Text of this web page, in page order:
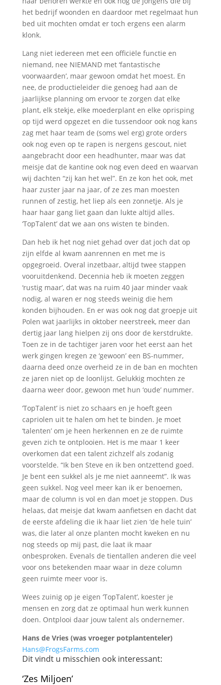
het bedrijf woonden en daardoor met regelmaat hun
bed uit mochten omdat er toch ergens een alarm
klonk.
Lang niet iedereen met een officiële functie en
niemand, nee NIEMAND met ‘fantastische
voorwaarden’, maar gewoon omdat het moest. En
nee, de productieleider die genoeg had aan de
jaarlijkse planning om ervoor te zorgen dat elke
plant, elk stekje, elke moederplant en elke oprisping
op tijd werd opgezet en die tussendoor ook nog kans
zag met haar team de (soms wel erg) grote orders
ook nog even op te rapen is nergens gescout, niet
aangebracht door een headhunter, maar was dat
meisje dat de kantine ook nog even deed en waarvan
wij dachten “zij kan het wel”. En ze kon het ook, met
haar zuster jaar na jaar, of ze zes man moesten
runnen of zestig, het liep als een zonnetje. Als je
haar haar gang liet gaan dan lukte altijd alles.
‘TopTalent’ dat we aan ons wisten te binden.
Dan heb ik het nog niet gehad over dat joch dat op
zijn elfde al kwam aanrennen en met me is
opgegroeid. Overal inzetbaar, altijd twee stappen
vooruitdenkend. Decennia heb ik moeten zeggen
‘rustig maar’, dat was na ruim 40 jaar minder vaak
nodig, al waren er nog steeds weinig die hem
konden bijhouden. En er was ook nog dat groepje uit
Polen wat jaarlijks in oktober neerstreek, meer dan
dertig jaar lang hielpen zij ons door de kerstdrukte.
Toen ze in de tachtiger jaren voor het eerst aan het
werk gingen kregen ze ‘gewoon’ een BS-nummer,
daarna deed onze overheid ze in de ban en mochten
ze jaren niet op de loonlijst. Gelukkig mochten ze
daarna weer door, gewoon met hun ‘oude’ nummer.
‘TopTalent’ is niet zo schaars en je hoeft geen
capriolen uit te halen om het te binden. Je moet
‘talenten’ om je heen herkennen en ze de ruimte
geven zich te ontplooien. Het is me maar 1 keer
overkomen dat een talent zichzelf als zodanig
voorstelde. “Ik ben Steve en ik ben ontzettend goed.
Je bent een sukkel als je me niet aanneemt”. Ik was
geen sukkel. Nog veel meer kan ik er benoemen,
maar de column is vol en dan moet je stoppen. Dus
helaas, dat meisje dat kwam aanfietsen en dacht dat
de eerste afdeling die ik haar liet zien ‘de hele tuin’
was, die later al onze planten mocht kweken en nu
nog steeds op mij past, die laat ik maar
onbesproken. Evenals de tientallen anderen die veel
voor ons betekenden maar waar in deze column
geen ruimte meer voor is.
Wees zuinig op je eigen ‘TopTalent’, koester je
mensen en zorg dat ze optimaal hun werk kunnen
doen. Ontplooi daar jouw talent als ondernemer.
Hans de Vries (was vroeger potplantenteler)
Hans@FrogsFarms.com
Dit vindt u misschien ook interessant:
‘Zes Miljoen’